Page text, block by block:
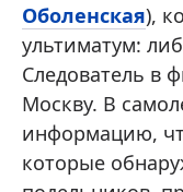
Оболенская),
ультиматум:
Следователь в
Москву. В
информацию,
которые